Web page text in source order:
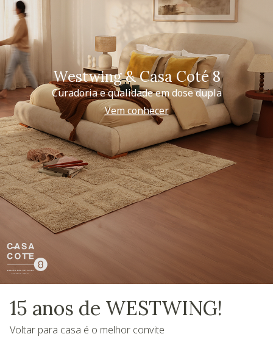
Westwing & Casa Coté 8
Curadoria e qualidade em dose dupla
Vem conhecer
15 anos de WESTWING!
Voltar para casa é o melhor convite